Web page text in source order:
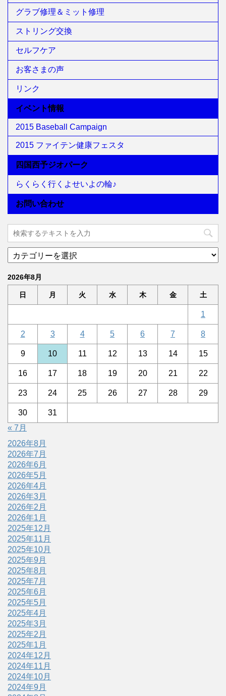
グラブ修理＆ミット修理
ストリング交換
セルフケア
お客さまの声
リンク
イベント情報
2015 Baseball Campaign
2015 ファイテン健康フェスタ
四国西予ジオパーク
らくらく行くよせいよの輪♪
お問い合わせ
2026年8月
日 月 火 水 木 金 土
1
2 3 4 5 6 7 8
9 10 11 12 13 14 15
16 17 18 19 20 21 22
23 24 25 26 27 28 29
30
31
« 7月
2026年8月
2026年7月
2026年6月
2026年5月
2026年4月
2026年3月
2026年2月
2026年1月
2025年12月
2025年11月
2025年10月
2025年9月
2025年8月
2025年7月
2025年6月
2025年5月
2025年4月
2025年3月
2025年2月
2025年1月
2024年12月
2024年11月
2024年10月
2024年9月